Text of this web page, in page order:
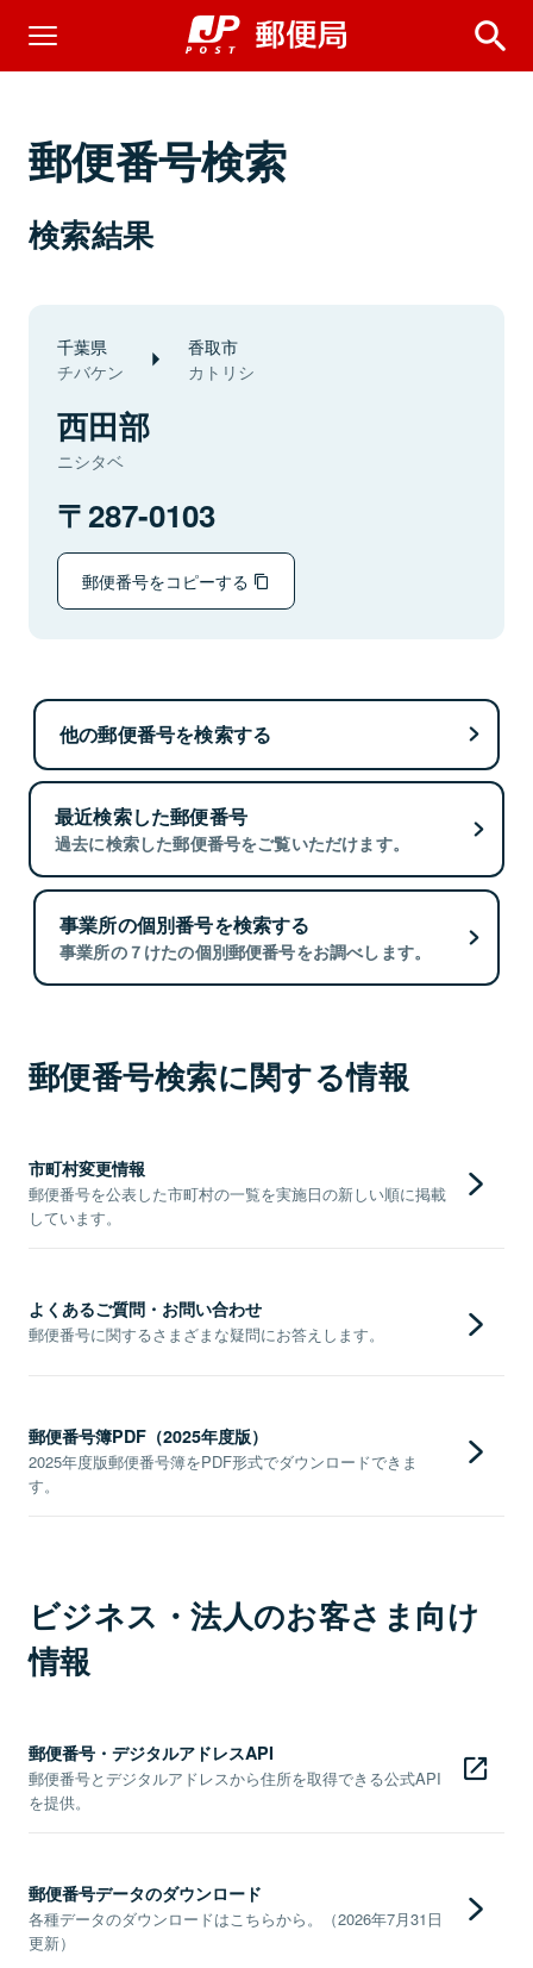
郵便番号検索
検索結果
千葉県
チバケン
香取市
カトリシ
西田部
ニシタベ
287-0103
郵便番号をコピーする
他の郵便番号を検索する
最近検索した郵便番号
過去に検索した郵便番号をご覧いただけます。
事業所の個別番号を検索する
事業所の７けたの個別郵便番号をお調べします。
郵便番号検索に関する情報
市町村変更情報
郵便番号を公表した市町村の一覧を実施日の新しい順に掲載
しています。
よくあるご質問・お問い合わせ
郵便番号に関するさまざまな疑問にお答えします。
郵便番号簿PDF（2025年度版）
2025年度版郵便番号簿をPDF形式でダウンロードできま
す。
ビジネス・法人のお客さま向け
情報
郵便番号・デジタルアドレスAPI
郵便番号とデジタルアドレスから住所を取得できる公式API
を提供。
郵便番号データのダウンロード
各種データのダウンロードはこちらから。（2026年7月31日
更新）